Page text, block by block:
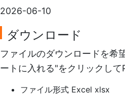
2026-06-10
ダウンロード
ファイルのダウンロードを希
ートに入れる"をクリックして
ファイル形式 Excel xlsx